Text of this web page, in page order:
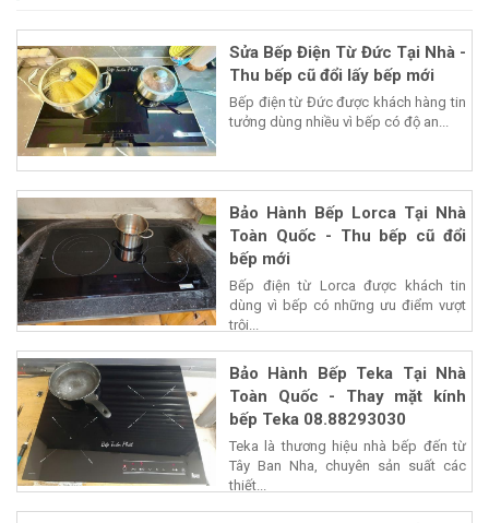
Sửa Bếp Điện Từ Đức Tại Nhà -
Thu bếp cũ đổi lấy bếp mới
Bếp điện từ Đức được khách hàng tin
tưởng dùng nhiều vì bếp có độ an...
Bảo Hành Bếp Lorca Tại Nhà
Toàn Quốc - Thu bếp cũ đổi
bếp mới
Bếp điện từ Lorca được khách tin
dùng vì bếp có những ưu điểm vượt
trội...
Bảo Hành Bếp Teka Tại Nhà
Toàn Quốc - Thay mặt kính
bếp Teka 08.88293030
Teka là thương hiệu nhà bếp đến từ
Tây Ban Nha, chuyên sản suất các
thiết...